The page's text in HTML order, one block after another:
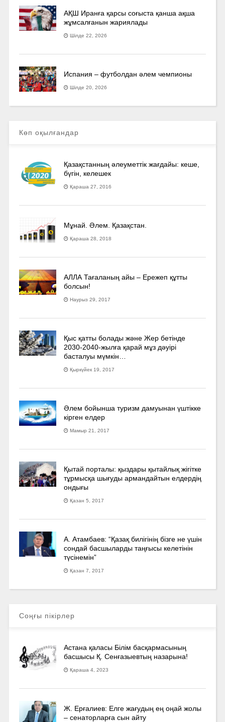
АҚШ Иранға қарсы соғыста қанша ақша
жұмсалғанын жариялады
Шілде 22, 2026
Испания – футболдан әлем чемпионы
Шілде 20, 2026
Көп оқылғандар
Қазақстанның әлеуметтік жағдайы: кеше,
бүгін, келешек
Қараша 27, 2016
Мұнай. Әлем. Қазақстан.
Қараша 28, 2018
АЛЛА Тағаланың айы – Ережеп құтты
болсын!
Наурыз 29, 2017
Қыс қатты болады және Жер бетінде
2030-2040­-жылға қарай мұз дәуірі
басталуы мүмкін…
Қыркүйек 19, 2017
Әлем бойынша туризм дамуынан үштікке
кірген елдер
Мамыр 21, 2017
Қытай порталы: қыздары қытайлық жігітке
тұрмысқа шығуды армандайтын елдердің
ондығы
Қазан 5, 2017
А. Атамбаев: “Қазақ билігінің бізге не үшін
сондай басшыларды таңғысы келетінін
түсінемін”
Қазан 7, 2017
Соңғы пікірлер
Астана қаласы Білім басқармасының
басшысы Қ. Сенғазыевтың назарына!
Қараша 4, 2023
Ж. Ерғалиев: Елге жағудың ең оңай жолы
– сенаторларға сын айту